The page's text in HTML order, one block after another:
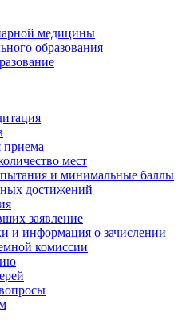
медицины
образования
приема
мест
и минимальные баллы
достижений
заявление
и информация о зачислении
комиссии